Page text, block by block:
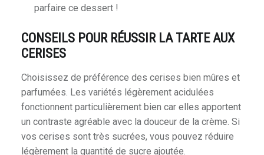
parfaire ce dessert !
CONSEILS POUR RÉUSSIR LA TARTE AUX
CERISES
Choisissez de préférence des cerises bien mûres et
parfumées. Les variétés légèrement acidulées
fonctionnent particulièrement bien car elles apportent
un contraste agréable avec la douceur de la crème. Si
vos cerises sont très sucrées, vous pouvez réduire
légèrement la quantité de sucre ajoutée.